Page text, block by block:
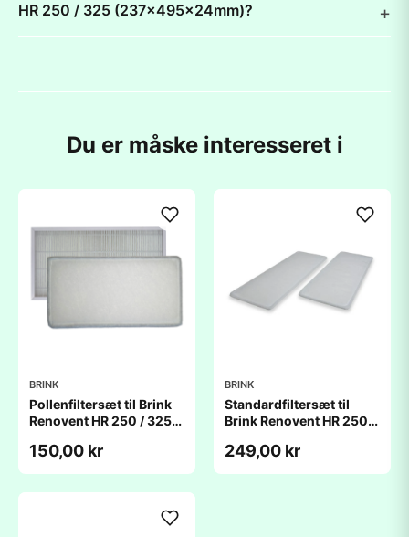
HR 250 / 325 (237x495x24mm)?
Du er måske interesseret i
BRINK
Pollenfiltersæt til Brink
Renovent HR 250 / 325
150,00 kr
BRINK
Standardfiltersæt til
Brink Renovent HR 250 /
Uden bypass
249,00 kr